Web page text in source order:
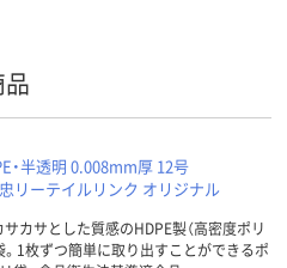
・半透明 0.008mm厚 12号
リーテイルリンク オリジナル
サカサとした質感のHDPE製（高密度ポリ
。1枚ずつ簡単に取り出すことができるポ